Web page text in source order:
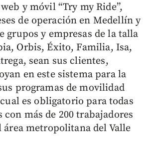
y móvil “Try my Ride”,
de operación en Medellín y
grupos y empresas de la talla
Orbis, Éxito, Familia, Isa,
sean sus clientes,
en este sistema para la
programas de movilidad
es obligatorio para todas
con más de 200 trabajadores
área metropolitana del Valle